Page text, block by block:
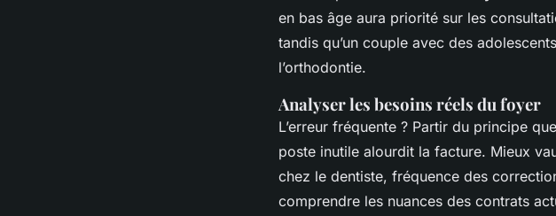
en bas âge aura priorité sur les
tandis qu’un couple avec des
l’orthodontie.
Analyser les besoins réels du foyer
L’erreur fréquente ? Partir du principe
poste inutile alourdit la facture. Mieux
chez le dentiste, fréquence des
comprendre les nuances des contrats